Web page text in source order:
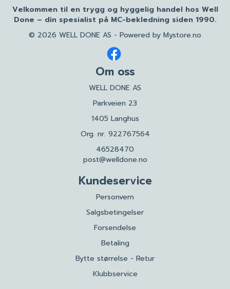
Velkommen til en trygg og hyggelig handel hos Well
Done – din spesialist på MC-bekledning siden 1990.
© 2026 WELL DONE AS - Powered by Mystore.no
Om oss
WELL DONE AS
Parkveien 23
1405 Langhus
Org. nr. 922767564
46528470
post@welldone.no
Kundeservice
Personvern
Salgsbetingelser
Forsendelse
Betaling
Bytte størrelse - Retur
Klubbservice